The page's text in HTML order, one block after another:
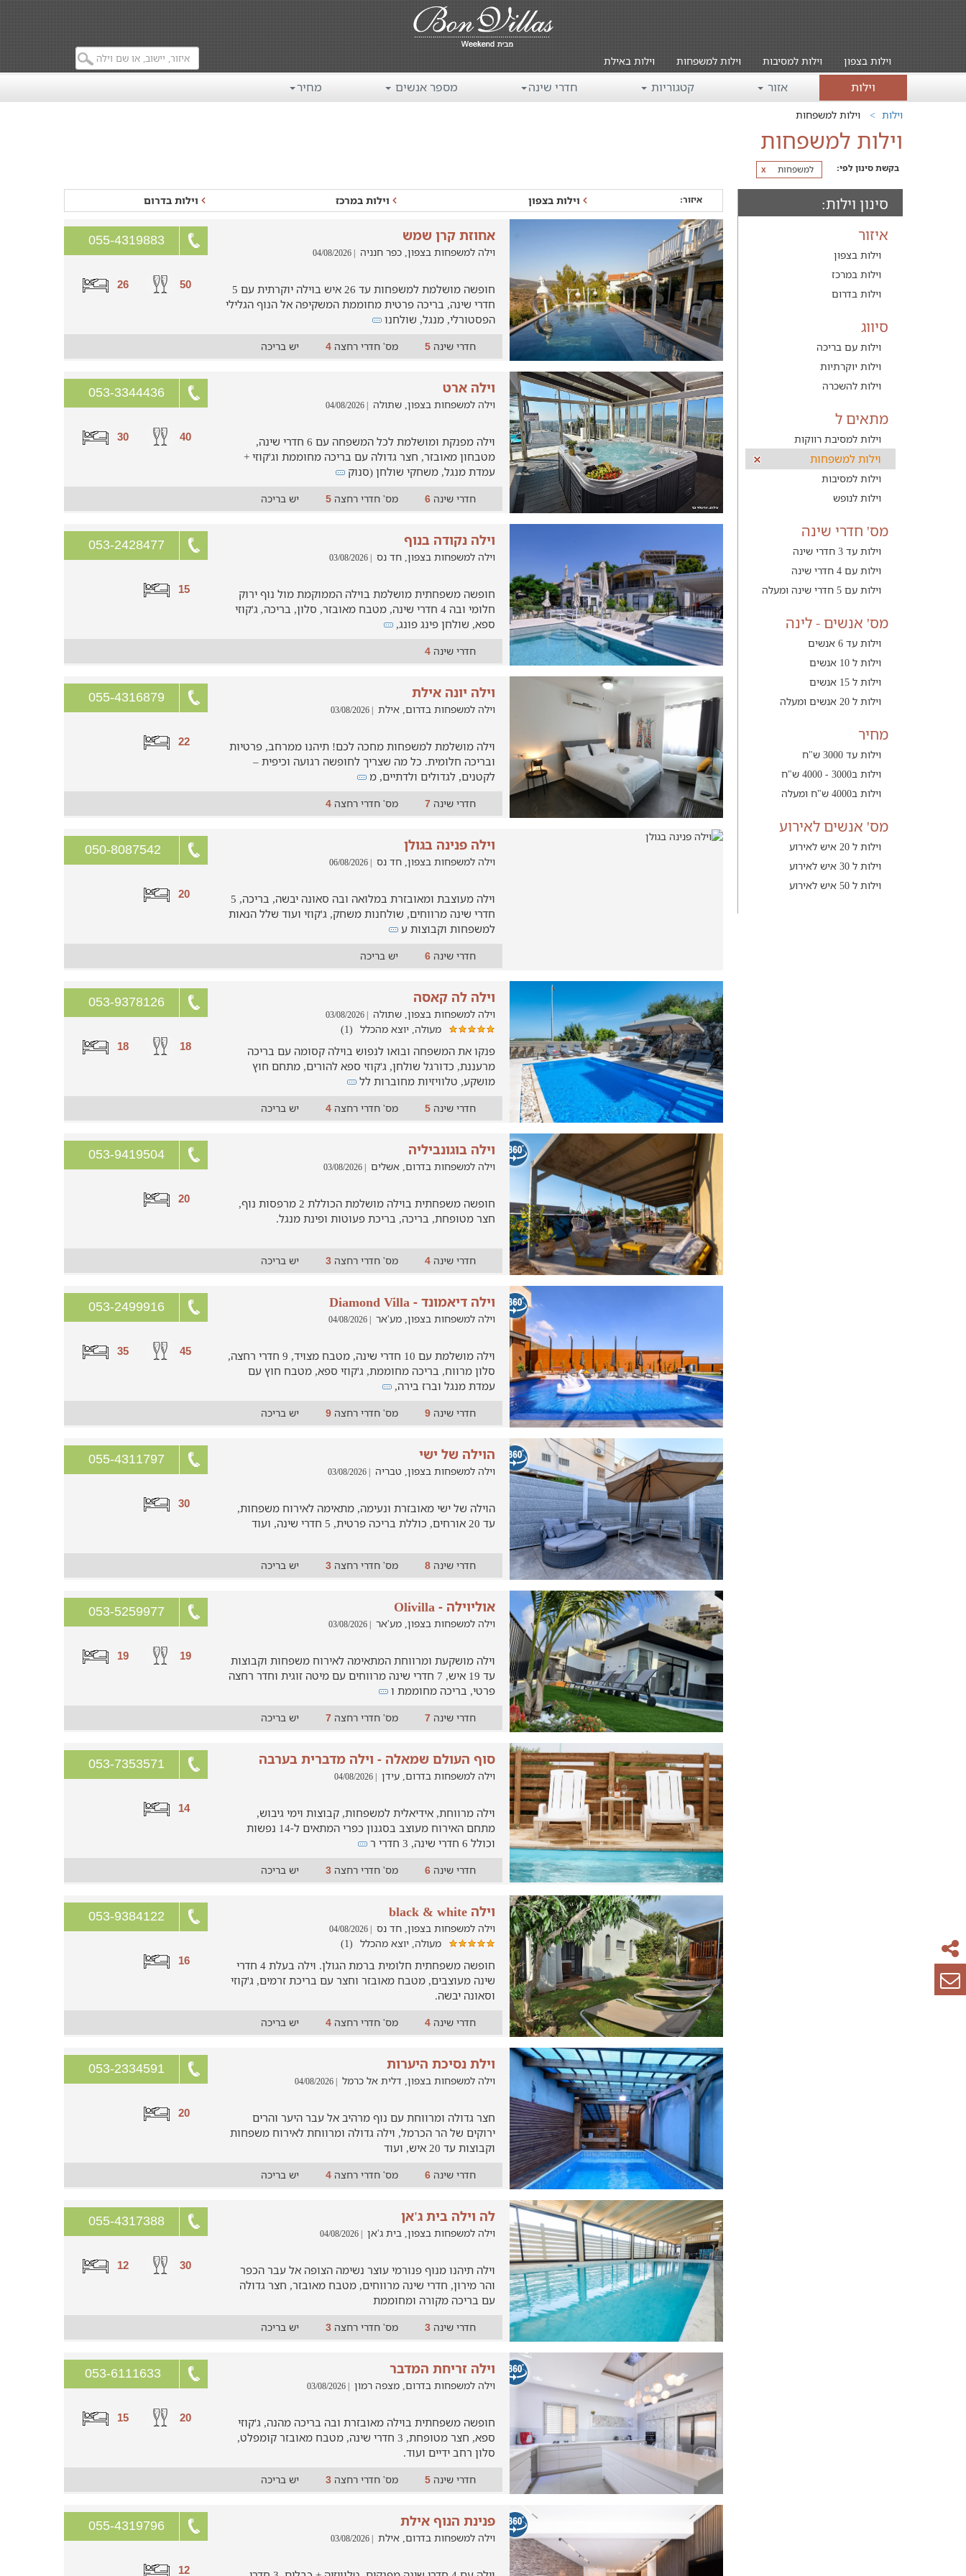
וילות בצפון וילות למסיבות וילות למשפחות וילות באילת
וילות אזור קטגוריות חדרי שינה מספר אנשים מחיר
וילות וילות למשפחות
וילות למשפחות
בקשת סינון לפי: x למשפחות
סינון וילות:
איזור
וילות בצפון
וילות במרכז
וילות בדרום
סיווג
וילות עם בריכה
וילות יוקרתיות
וילות להשכרה
מתאים ל
וילות למסיבת רווקות
וילות למשפחות
וילות למסיבות
וילות לנופש
מס' חדרי שינה
וילות עד 3 חדרי שינה
וילות עם 4 חדרי שינה
וילות עם 5 חדרי שינה ומעלה
מס' אנשים - לינה
וילות עד 6 אנשים
וילות ל 10 אנשים
וילות ל 15 אנשים
וילות ל 20 אנשים ומעלה
מחיר
וילות עד 3000 ש"ח
וילות ב3000 - 4000 ש"ח
וילות ב4000 ש"ח ומעלה
מס' אנשים לאירוע
וילות ל 20 איש לאירוע
וילות ל 30 איש לאירוע
וילות ל 50 איש לאירוע
איזור: וילות בצפון וילות במרכז וילות בדרום
055-4319883
50
26
אחוזת קרן שמש
וילה למשפחות בצפון, כפר חנניה | 04/08/2026
חופשה מושלמת למשפחות עד 26 איש בוילה יוקרתית עם 5
חדרי שינה, בריכה פרטית מחוממת המשקיפה אל הנוף הגלילי
הפסטורלי, מנגל, שולחנו
חדרי שינה5 מס' חדרי רחצה4 יש בריכה
053-3344436
40
30
וילה ארט
וילה למשפחות בצפון, שתולה | 04/08/2026
וילה מפנקת ומושלמת לכל המשפחה עם 6 חדרי שינה,
מטבחון מאובזר, חצר גדולה עם בריכה מחוממת וג'קוזי +
עמדת מנגל, משחקי שולחן (סנוק
חדרי שינה6 מס' חדרי רחצה5 יש בריכה
053-2428477
15
וילה נקודה בנוף
וילה למשפחות בצפון, חד נס | 03/08/2026
חופשה משפחתית מושלמת בוילה הממוקמת מול נוף ירוק
חלומי ובה 4 חדרי שינה, מטבח מאובזר, סלון, בריכה, ג'קוזי
ספא, שולחן פינג פונג,
חדרי שינה4
055-4316879
22
וילה יונה אילת
וילה למשפחות בדרום, אילת | 03/08/2026
וילה מושלמת למשפחות מחכה לכם! תיהנו ממרחב, פרטיות
ובריכה חלומית. כל מה שצריך לחופשה רגועה וכיפית –
לקטנים, לגדולים ולדתיים, מ
חדרי שינה7 מס' חדרי רחצה4
20
וילה פנינה בגולן
וילה למשפחות בצפון, חד נס | 06/08/2026
וילה מעוצבת ומאובזרת במלואה ובה סאונה יבשה, בריכה, 5
חדרי שינה מרווחים, שולחנות משחק, ג'קוזי ועוד שלל הנאות
למשפחות וקבוצות ע
חדרי שינה6 יש בריכה
053-9378126
18
18
וילה לה קאסה
וילה למשפחות בצפון, שתולה | 03/08/2026
מעולה, יוצא מהכלל (1)
פנקו את המשפחה ובואו לנפוש בוילה קסומה עם בריכה
מרעננת, כדורגל שולחן, ג'קוזי ספא להורים, מתחם חוץ
מושקע, טלוויזיות מחוברות לל
חדרי שינה5 מס' חדרי רחצה4 יש בריכה
053-9419504
20
וילה בוגונביליה
וילה למשפחות בדרום, אשלים | 03/08/2026
חופשה משפחתית בוילה מושלמת הכוללת 2 מרפסות נוף,
חצר מטופחת, בריכה, בריכת פעוטות ופינת מנגל.
חדרי שינה4 מס' חדרי רחצה3 יש בריכה
053-2499916
45
35
וילה דיאמונד - Diamond Villa
וילה למשפחות בצפון, מע'אר | 04/08/2026
וילה מושלמת עם 10 חדרי שינה, מטבח מצויד, 9 חדרי רחצה,
סלון מרווח, בריכה מחוממת, ג'קוזי ספא, מטבח חוץ עם
עמדת מנגל וברז בירה,
חדרי שינה9 מס' חדרי רחצה9 יש בריכה
055-4311797
30
הוילה של ישי
וילה למשפחות בצפון, טבריה | 03/08/2026
הוילה של ישי מאובזרת ונעימה, מתאימה לאירוח משפחות,
עד 20 אורחים, כוללת בריכה פרטית, 5 חדרי שינה, ועוד
חדרי שינה8 מס' חדרי רחצה3 יש בריכה
053-5259977
19
19
אוליוילה - Olivilla
וילה למשפחות בצפון, מע'אר | 03/08/2026
וילה מושקעת ומרווחת המתאימה לאירוח משפחות וקבוצות
עד 19 איש, 7 חדרי שינה מרווחים עם מיטה זוגית וחדר רחצה
פרטי, בריכה מחוממת ו
חדרי שינה7 מס' חדרי רחצה7 יש בריכה
053-7353571
14
סוף העולם שמאלה - וילה מדברית בערבה
וילה למשפחות בדרום, עידן | 04/08/2026
וילה מרווחת, אידיאלית למשפחות, קבוצות וימי גיבוש,
מתחם האירוח מעוצב בסגנון כפרי המתאים ל-14 נפשות
וכולל 6 חדרי שינה, 3 חדרי ר
חדרי שינה6 מס' חדרי רחצה3 יש בריכה
053-9384122
16
וילה black & white
וילה למשפחות בצפון, חד נס | 04/08/2026
מעולה, יוצא מהכלל (1)
חופשה משפחתית חלומית ברמת הגולן. וילה בעלת 4 חדרי
שינה מעוצבים, מטבח מאובזר וחצר עם בריכת זרמים, ג'קוזי
וסאונה יבשה.
חדרי שינה4 מס' חדרי רחצה4 יש בריכה
053-2334591
20
וילת נסיכת היערות
וילה למשפחות בצפון, דלית אל כרמל | 04/08/2026
חצר גדולה ומרווחת עם נוף מרהיב אל עבר היער והרים
ירוקים של הר הכרמל, וילה גדולה ומרווחת לאירוח משפחות
וקבוצות עד 20 איש, ועוד
חדרי שינה6 מס' חדרי רחצה4 יש בריכה
055-4317388
30
12
לה וילה בית ג'אן
וילה למשפחות בצפון, בית ג'אן | 04/08/2026
וילה תיהנו מנוף פנורמי עוצר נשימה הצופה אל עבר הכפר
והר מירון, חדרי שינה מרווחים, מטבח מאובזר, חצר גדולה
עם בריכה מקורה ומחוממת
חדרי שינה3 מס' חדרי רחצה3 יש בריכה
053-6111633
20
15
וילה זריחת המדבר
וילה למשפחות בדרום, מצפה רמון | 03/08/2026
חופשה משפחתית בוילה מאובזרת ובה בריכה מהנה, ג'קוזי
ספא, חצר מטופחת, 3 חדרי שינה, מטבח מאובזר קומפלט,
סלון רחב ידיים ועוד.
חדרי שינה5 מס' חדרי רחצה3 יש בריכה
055-4319796
12
פנינת הנוף אילת
וילה למשפחות בדרום, אילת | 03/08/2026